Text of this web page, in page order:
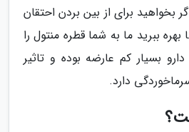
بخواهید برای از بین بردن احتقان
بهره ببرید ما به شما قطره منتول را
بسیار کم عارضه بوده و تاثیر
دارد.